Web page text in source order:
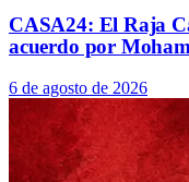
CASA24: El Raja
acuerdo por
6 de agosto de 2026